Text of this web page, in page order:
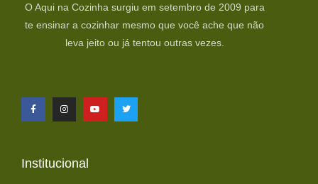
O Aqui na Cozinha surgiu em setembro de 2009 para
te ensinar a cozinhar mesmo que você ache que não
leva jeito ou já tentou outras vezes.
Institucional